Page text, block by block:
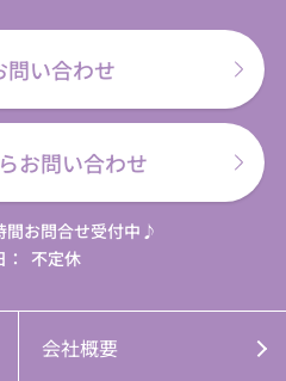
問い合わせ
お問い合わせ
間お問合せ受付中♪
不定休
会社概要